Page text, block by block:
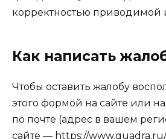
корректностью
Как написать
Чтобы оставить жалобу
этого формой на сайте или
по почте (адрес в вашем
сайте — https://